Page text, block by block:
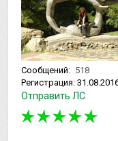
Сообщений: 518
Регистрация:
Отправить ЛС